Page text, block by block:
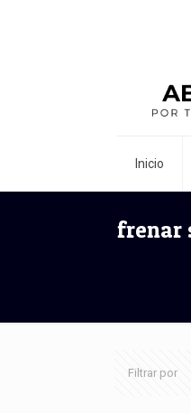
Inicio
frenar
Filtrar por